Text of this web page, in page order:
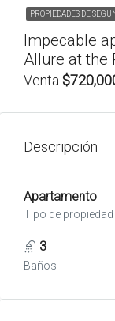
PROPIEDADES DE
Impecable
Allure at the
Venta
Descripción
Apartamento
Tipo de propiedad
3
Baños